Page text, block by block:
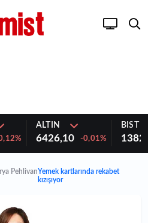
ALTIN
6426,10 -0,01%
BIST
PehlivanYemek kartlarında rekabet
kızışıyor